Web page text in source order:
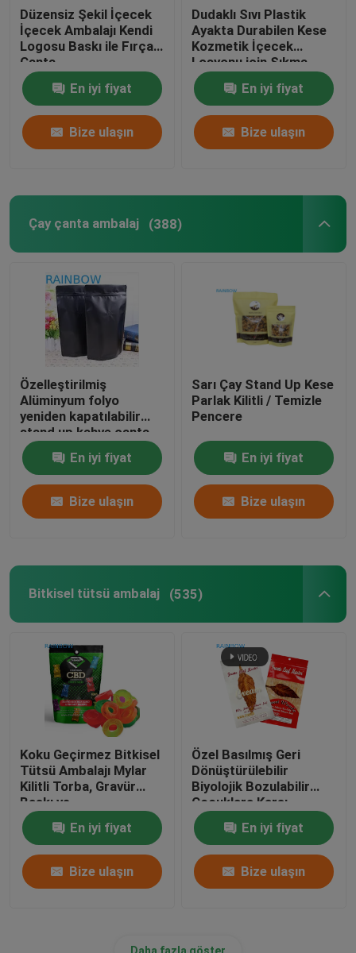
Düzensiz Şekil İçecek
İçecek Ambalajı Kendi
Logosu Baskı ile Fırçalı
Çanta
En iyi fiyat
Bize ulaşın
Dudaklı Sıvı Plastik
Ayakta Durabilen Kese
Kozmetik İçecek
Losyonu için Sıkma
Ambalaj Torbası
En iyi fiyat
Bize ulaşın
Çay çanta ambalaj (388)
Özelleştirilmiş
Alüminyum folyo
yeniden kapatılabilir
stand up kahve çanta
250g
En iyi fiyat
Bize ulaşın
Sarı Çay Stand Up Kese
Parlak Kilitli / Temizle
Pencere
En iyi fiyat
Bize ulaşın
Bitkisel tütsü ambalaj (535)
Koku Geçirmez Bitkisel
Tütsü Ambalajı Mylar
Kilitli Torba, Gravür
Baskı ve
Özelleştirilebilir Boyut
En iyi fiyat
Bize ulaşın
Özel Basılmış Geri
Dönüştürülebilir
Biyolojik Bozulabilir
Çocuklara Karşı
Dayanıklı Mylar Torbası
Gıda Ambalajı için
Ziplock Torba
En iyi fiyat
Bize ulaşın